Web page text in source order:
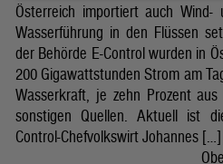
Österreich importiert auch
Wasserführung in den Flüssen
der Behörde E-Control wurden in
200 Gigawattstunden Strom am
Wasserkraft, je zehn Prozent
sonstigen Quellen. Aktuell ist
Control-Chefvolkswirt Johannes […]